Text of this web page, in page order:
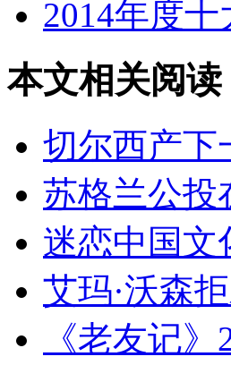
2014年度十
本文相关阅读
切尔西产下
苏格兰公投
迷恋中国文
艾玛·沃森
《老友记